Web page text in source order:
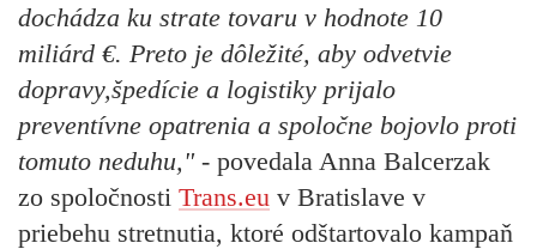
dochádza ku strate tovaru v hodnote 10
miliárd €. Preto je dôležité, aby odvetvie
dopravy,špedície a logistiky prijalo
preventívne opatrenia a spoločne bojovlo proti
tomuto neduhu," - povedala Anna Balcerzak
zo spoločnosti Trans.eu v Bratislave v
priebehu stretnutia, ktoré odštartovalo kampaň